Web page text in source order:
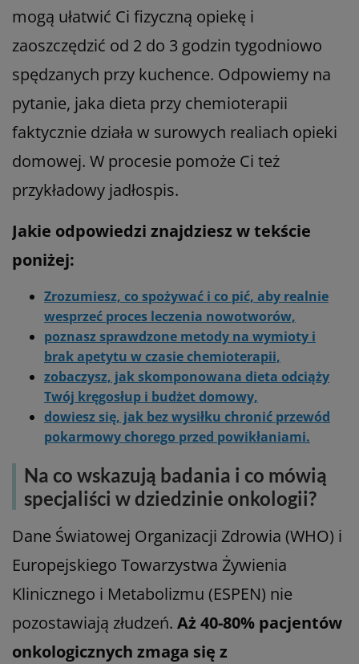
mogą ułatwić Ci fizyczną opiekę i
zaoszczędzić od 2 do 3 godzin tygodniowo
spędzanych przy kuchence. Odpowiemy na
pytanie, jaka dieta przy chemioterapii
faktycznie działa w surowych realiach opieki
domowej. W procesie pomoże Ci też
przykładowy jadłospis.
Jakie odpowiedzi znajdziesz w tekście
poniżej:
Zrozumiesz, co spożywać i co pić, aby realnie
wesprzeć proces leczenia nowotworów,
poznasz sprawdzone metody na wymioty i
brak apetytu w czasie chemioterapii,
zobaczysz, jak skomponowana dieta odciąży
Twój kręgosłup i budżet domowy,
dowiesz się, jak bez wysiłku chronić przewód
pokarmowy chorego przed powikłaniami.
Na co wskazują badania i co mówią
specjaliści w dziedzinie onkologii?
Dane Światowej Organizacji Zdrowia (WHO) i
Europejskiego Towarzystwa Żywienia
Klinicznego i Metabolizmu (ESPEN) nie
pozostawiają złudzeń. Aż 40-80% pacjentów
onkologicznych zmaga się z